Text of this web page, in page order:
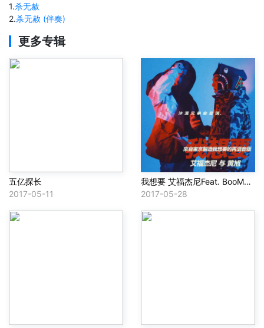
1.杀无赦
2.杀无赦 (伴奏)
更多专辑
五亿探长
2017-05-11
我想要 艾福杰尼Feat. BooM黄旭(I Want Remix )
2017-05-28